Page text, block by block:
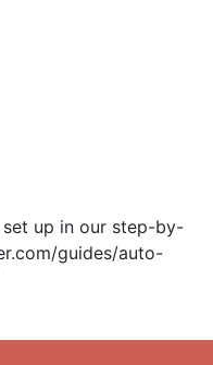
up in our step-by-
guides/auto-